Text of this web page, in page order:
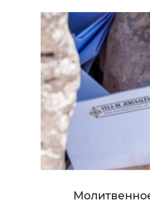
в Никольском храме
праведного Павла
– и ныне молящегося на нас на
и Сорокоуст о здравии –
течение сорока дней. Молебен
себя в том числе.
не берет платы за заказ
наши служители братства